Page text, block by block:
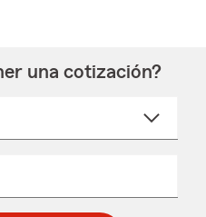
una cotización?